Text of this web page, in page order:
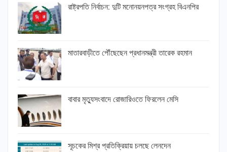
রাষ্ট্রপতি নির্বাচন: দুটি মনোনয়নপত্র সংগ্রহ বিএনপির
মাতারবাড়ীতে পৌঁছেছেন প্রধানমন্ত্রী তারেক রহমান
বাবার মৃত্যুসংবাদে রোজারিওতে ফিরলেন মেসি
সূচকের মিশ্র প্রতিক্রিয়ায় চলছে লেনদেন